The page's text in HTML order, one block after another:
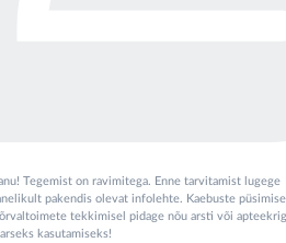
Tegemist on ravimitega. Enne tarvitamist lugege
pakendis olevat infolehte. Kaebuste
tekkimisel pidage nõu arsti või
kasutamiseks!